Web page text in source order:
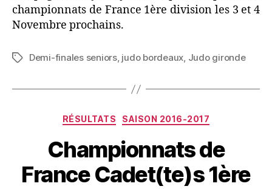
championnats de France 1ère division les 3 et 4
Novembre prochains.
Demi-finales seniors, judo bordeaux, Judo gironde
RÉSULTATS SAISON 2016-2017
Championnats de
France Cadet(te)s 1ère